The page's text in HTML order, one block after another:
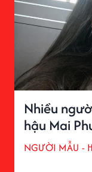
Nhiều
hậu Mai
NGƯỜI MẪU -